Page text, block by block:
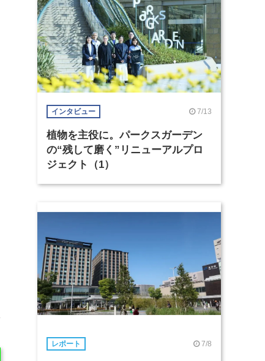
インタビュー 7/13
植物を主役に。パークスガーデン
の“残して磨く”リニューアルプロ
ジェクト（1）
レポート 7/8